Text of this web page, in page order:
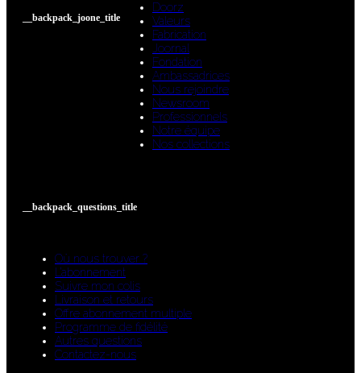
__backpack_joone_title
Doorz
Valeurs
Fabrication
Joornal
Fondation
Ambassadrices
Nous rejoindre
Newsroom
Professionnels
Notre équipe
Nos collections
__backpack_questions_title
Où nous trouver ?
L’abonnement
Suivre mon colis
Livraison et retours
Offre abonnement multiple
Programme de fidélité
Autres questions
Contactez-nous